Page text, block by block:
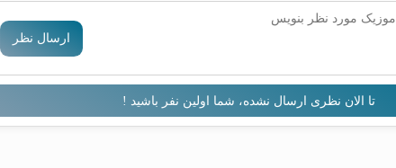
ارسال نظر
تا الان نظری ارسال نشده، شما اولین نفر باشید !